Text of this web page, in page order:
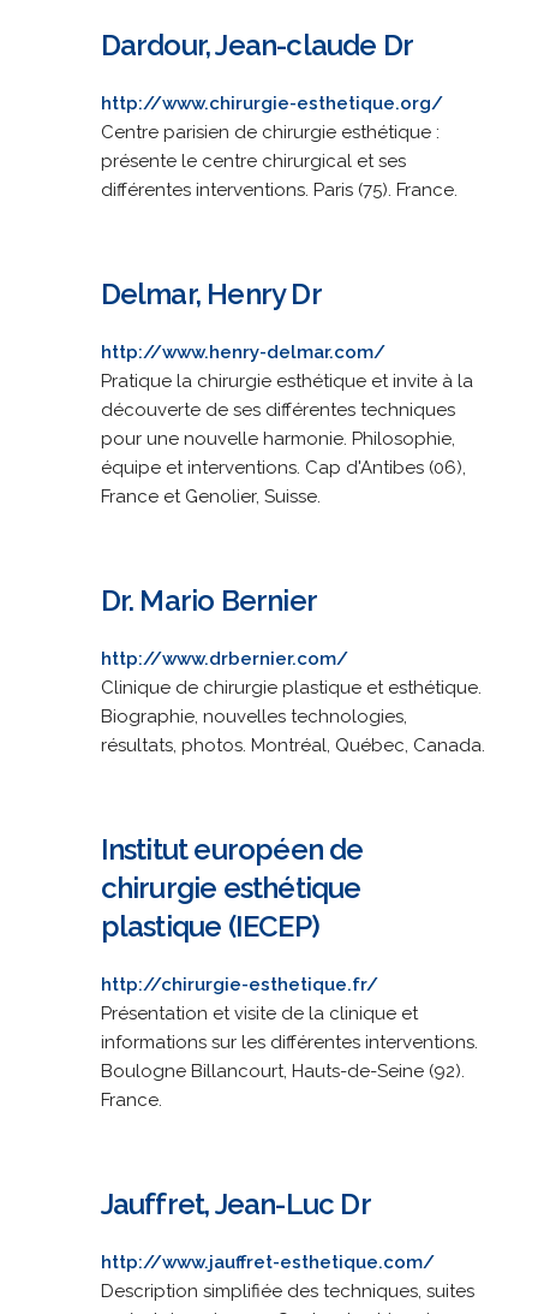
Dardour, Jean-claude Dr
http://www.chirurgie-esthetique.org/
Centre parisien de chirurgie esthétique :
présente le centre chirurgical et ses
différentes interventions. Paris (75). France.
Delmar, Henry Dr
http://www.henry-delmar.com/
Pratique la chirurgie esthétique et invite à la
découverte de ses différentes techniques
pour une nouvelle harmonie. Philosophie,
équipe et interventions. Cap d'Antibes (06),
France et Genolier, Suisse.
Dr. Mario Bernier
http://www.drbernier.com/
Clinique de chirurgie plastique et esthétique.
Biographie, nouvelles technologies,
résultats, photos. Montréal, Québec, Canada.
Institut européen de
chirurgie esthétique
plastique (IECEP)
http://chirurgie-esthetique.fr/
Présentation et visite de la clinique et
informations sur les différentes interventions.
Boulogne Billancourt, Hauts-de-Seine (92).
France.
Jauffret, Jean-Luc Dr
http://www.jauffret-esthetique.com/
Description simplifiée des techniques, suites